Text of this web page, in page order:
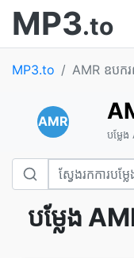
MP3.to
MP3.to AMR ឧបក
AMR
បម្លែ
បម្លែង